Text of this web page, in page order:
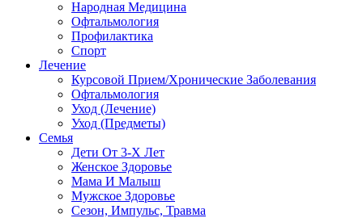
Народная Медицина
Офтальмология
Профилактика
Спорт
Лечение
Курсовой Прием/Хронические Заболевания
Офтальмология
Уход (Лечение)
Уход (Предметы)
Семья
Дети От 3-Х Лет
Женское Здоровье
Мама И Малыш
Мужское Здоровье
Сезон, Импульс, Травма